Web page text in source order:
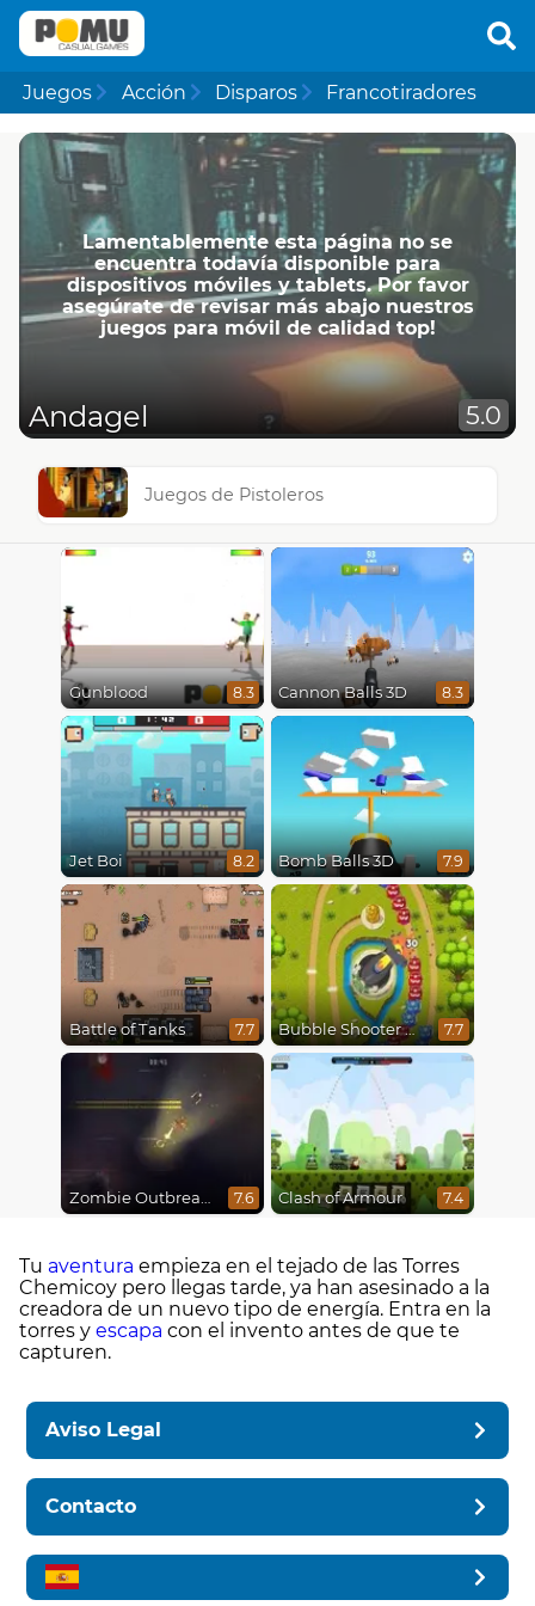
Juegos Acción Disparos Francotiradores
Lamentablemente esta página no se
encuentra todavía disponible para
dispositivos móviles y tablets. Por favor
asegúrate de revisar más abajo nuestros
juegos para móvil de calidad top!
Andagel 5.0
Juegos de Pistoleros
Gunblood 8.3 Cannon Balls 3D 8.3
Jet Boi 8.2 Bomb Balls 3D 7.9
Battle of Tanks 7.7 Bubble Shooter Online 7.7
Zombie Outbreak Arena 7.6 Clash of Armour 7.4
Tu aventura empieza en el tejado de las Torres
Chemicoy pero llegas tarde, ya han asesinado a la
creadora de un nuevo tipo de energía. Entra en la
torres y escapa con el invento antes de que te
capturen.
Aviso Legal
Contacto